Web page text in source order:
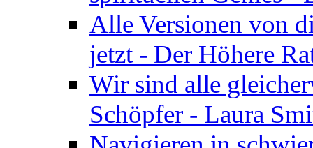
Alle Versionen von
jetzt - Der Höhere
Wir sind alle
Schöpfer - Laura